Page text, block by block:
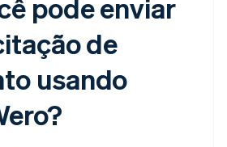
pode enviar
de
usando